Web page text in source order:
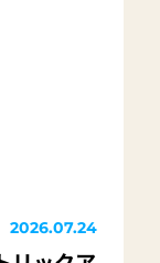
2026.07.24